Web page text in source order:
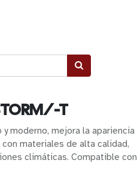
T
moderno, mejora la apariencia
materiales de alta calidad,
climáticas. Compatible con